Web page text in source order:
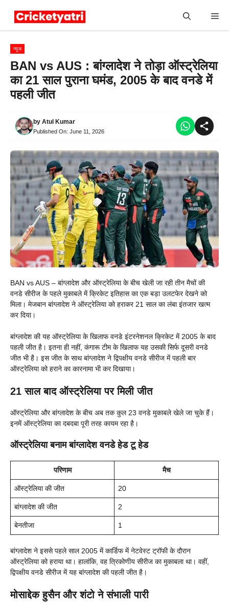
न्यूज
BAN vs AUS : बांग्लादेश ने तोड़ा ऑस्ट्रेलिया
का 21 साल पुराना घमंड, 2005 के बाद वनडे में
पहली जीत
by Atul Kumar
Published On: June 11, 2026
BAN vs AUS – बांग्लादेश और ऑस्ट्रेलिया के बीच खेली जा रही तीन मैचों की
वनडे सीरीज के पहले मुकाबले में क्रिकेट इतिहास का एक बड़ा उलटफेर देखने को
मिला। मेजबान बांग्लादेश ने ऑस्ट्रेलिया को हराकर 21 साल का लंबा इंतजार खत्म
कर दिया।
बांग्लादेश की यह ऑस्ट्रेलिया के खिलाफ वनडे इंटरनेशनल क्रिकेट में 2005 के बाद
पहली जीत है। इतना ही नहीं, कंगारू टीम के खिलाफ यह उसकी सिर्फ दूसरी वनडे
जीत भी है। इस जीत के साथ बांग्लादेश ने द्विपक्षीय वनडे सीरीज में पहली बार
ऑस्ट्रेलिया को हराने का कारनामा भी कर दिखाया।
21 साल बाद ऑस्ट्रेलिया पर मिली जीत
ऑस्ट्रेलिया और बांग्लादेश के बीच अब तक कुल 23 वनडे मुकाबले खेले जा चुके हैं।
इनमें ऑस्ट्रेलिया का दबदबा पूरी तरह कायम रहा है।
ऑस्ट्रेलिया बनाम बांग्लादेश वनडे हेड टू हेड
परिणाम मैच
ऑस्ट्रेलिया की जीत 20
बांग्लादेश की जीत 2
बेनतीजा 1
बांग्लादेश ने इससे पहले साल 2005 में कार्डिफ में नेटवेस्ट ट्रॉफी के दौरान
ऑस्ट्रेलिया को हराया था। हालांकि, वह त्रिकोणीय सीरीज का मुकाबला था। वहीं,
द्विपक्षीय वनडे सीरीज में यह बांग्लादेश की पहली जीत है।
मोसाद्देक हुसैन और शंटो ने संभाली पारी